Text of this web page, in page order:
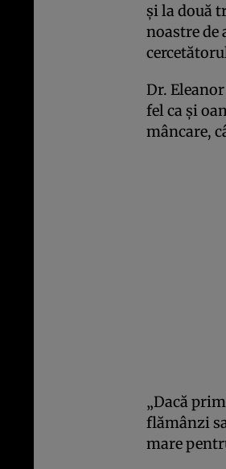
și la două
noastre de
Dr.
fel ca și
mâncare,
„Dacă
flămânzi
mare